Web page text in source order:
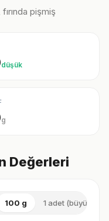
pişmiş
düşük
g
Değerleri
100 g 1 adet (büyük)